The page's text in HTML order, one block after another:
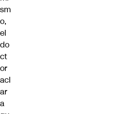
sm
o,
el
do
ct
or
acl
ar
a